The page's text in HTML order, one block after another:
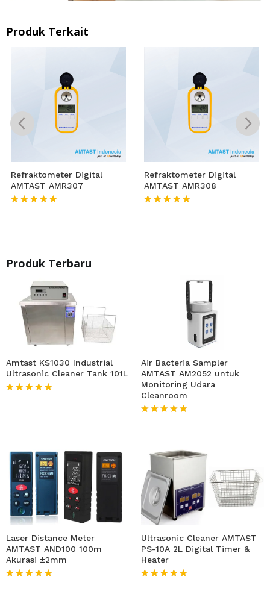
Produk Terkait
Refraktometer Digital
AMTAST AMR307
Refraktometer Digital
AMTAST AMR308
Produk Terbaru
Amtast KS1030 Industrial
Ultrasonic Cleaner Tank 101L
Air Bacteria Sampler
AMTAST AM2052 untuk
Monitoring Udara
Cleanroom
Laser Distance Meter
AMTAST AND100 100m
Akurasi ±2mm
Ultrasonic Cleaner AMTAST
PS-10A 2L Digital Timer &
Heater